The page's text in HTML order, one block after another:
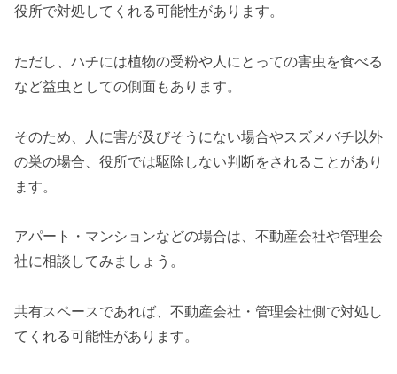
役所で対処してくれる可能性があります。
ただし、ハチには植物の受粉や人にとっての害虫を食べる
など益虫としての側面もあります。
そのため、人に害が及びそうにない場合やスズメバチ以外
の巣の場合、役所では駆除しない判断をされることがあり
ます。
アパート・マンションなどの場合は、不動産会社や管理会
社に相談してみましょう。
共有スペースであれば、不動産会社・管理会社側で対処し
てくれる可能性があります。